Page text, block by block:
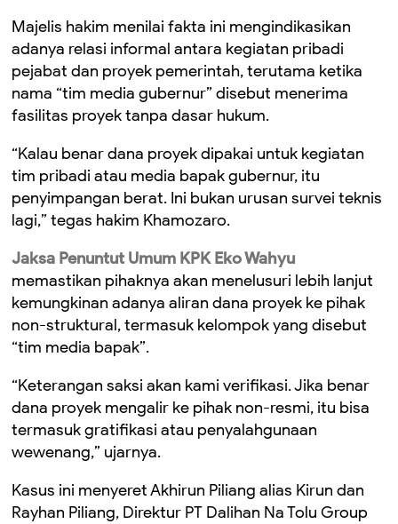
Majelis hakim menilai fakta ini mengindikasikan
adanya relasi informal antara kegiatan pribadi
pejabat dan proyek pemerintah, terutama ketika
nama “tim media gubernur” disebut menerima
fasilitas proyek tanpa dasar hukum.
“Kalau benar dana proyek dipakai untuk kegiatan
tim pribadi atau media bapak gubernur, itu
penyimpangan berat. Ini bukan urusan survei teknis
lagi,” tegas hakim Khamozaro.
Jaksa Penuntut Umum KPK Eko Wahyu
memastikan pihaknya akan menelusuri lebih lanjut
kemungkinan adanya aliran dana proyek ke pihak
non-struktural, termasuk kelompok yang disebut
“tim media bapak”.
“Keterangan saksi akan kami verifikasi. Jika benar
dana proyek mengalir ke pihak non-resmi, itu bisa
termasuk gratifikasi atau penyalahgunaan
wewenang,” ujarnya.
Kasus ini menyeret Akhirun Piliang alias Kirun dan
Rayhan Piliang, Direktur PT Dalihan Na Tolu Group